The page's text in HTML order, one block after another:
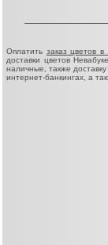
Оплатить заказ цветов в
доставки цветов
наличные, также
интернет-банкингах, а